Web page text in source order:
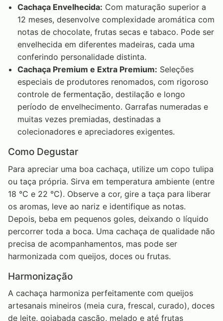
Cachaça Envelhecida: Com maturação superior a
12 meses, desenvolve complexidade aromática com
notas de chocolate, frutas secas e tabaco. Pode ser
envelhecida em diferentes madeiras, cada uma
conferindo personalidade distinta.
Cachaça Premium e Extra Premium: Seleções
especiais de produtores renomados, com rigoroso
controle de fermentação, destilação e longo
período de envelhecimento. Garrafas numeradas e
muitas vezes premiadas, destinadas a
colecionadores e apreciadores exigentes.
Como Degustar
Para apreciar uma boa cachaça, utilize um copo tulipa
ou taça própria. Sirva em temperatura ambiente (entre
18 °C e 22 °C). Observe a cor, gire a taça para liberar
os aromas, leve ao nariz e identifique as notas.
Depois, beba em pequenos goles, deixando o líquido
percorrer toda a boca. Uma cachaça de qualidade não
precisa de acompanhamentos, mas pode ser
harmonizada com queijos, doces ou frutas.
Harmonização
A cachaça harmoniza perfeitamente com queijos
artesanais mineiros (meia cura, frescal, curado), doces
de leite, goiabada cascão, melado e até frutas